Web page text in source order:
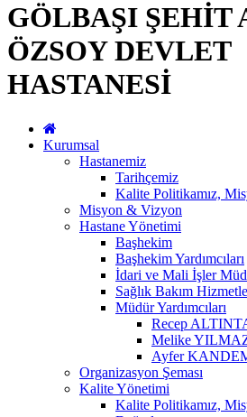
GÖLBAŞI ŞEHİT
ÖZSOY DEVLET
HASTANESİ
Kurumsal
Hastanemiz
Tarihçemiz
Kalite Politikamız,
Misyon & Vizyon
Hastane Yönetimi
Başhekim
Başhekim Yardımcıları
İdari ve Mali İşler
Sağlık Bakım
Müdür Yardımcıları
Recep
Melike
Ayfer
Organizasyon Şeması
Kalite Yönetimi
Kalite Politikamız,